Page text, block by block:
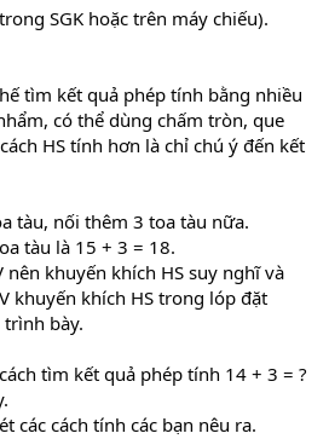
SGK hoặc trên máy chiếu).
tìm kết quả phép tính bằng nhiều
có thể dùng chấm tròn, que
HS tính hơn là chỉ chú ý đến kết
tàu, nối thêm 3 toa tàu nữa.
tàu là 15 + 3 = 18.
nên khuyến khích HS suy nghĩ và
khuyến khích HS trong lóp đặt
bày.
tìm kết quả phép tính 14 + 3 = ?
các cách tính các bạn nêu ra.